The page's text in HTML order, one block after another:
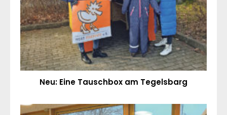
Neu: Eine Tauschbox am Tegelsbarg